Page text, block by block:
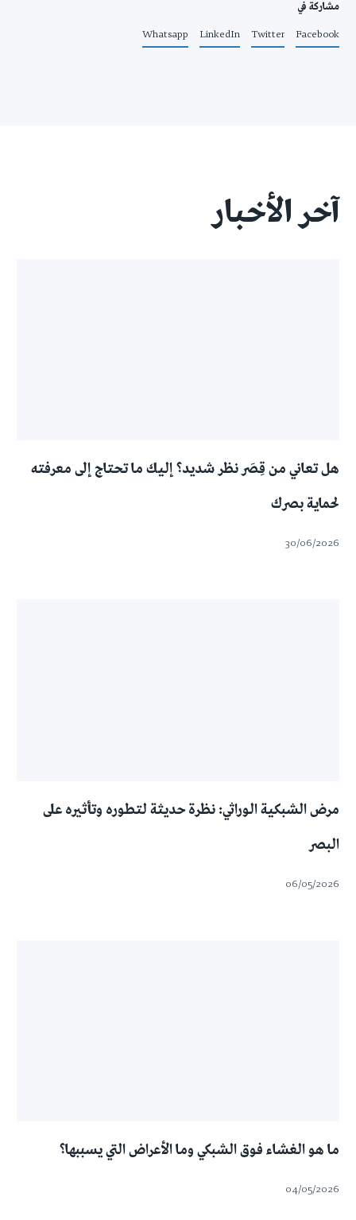
مشاركة في
Facebook
Twitter
LinkedIn
Whatsapp
آخر الأخبار
هل تعاني من قِصَر نظر شديد؟ إليك ما تحتاج إلى معرفته
لحماية بصرك
30/06/2026
مرض الشبكية الوراثي: نظرة حديثة لتطوره وتأثيره على
البصر
06/05/2026
ما هو الغشاء فوق الشبكي وما الأعراض التي يسببها؟
04/05/2026